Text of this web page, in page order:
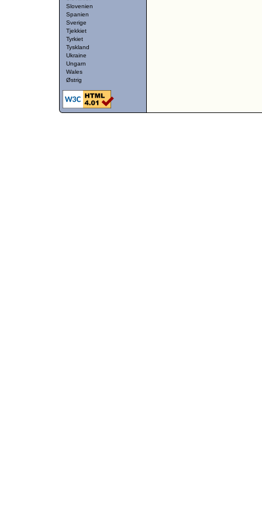
Slovenien
Spanien
Sverige
Tjekkiet
Tyrkiet
Tyskland
Ukraine
Ungarn
Wales
Østrig